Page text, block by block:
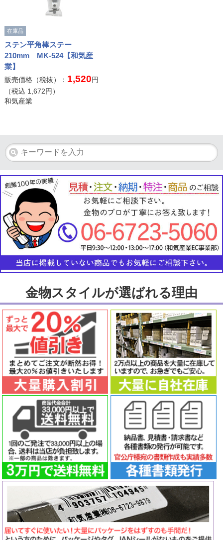
在庫品
ステン平角棒ステー
210mm MK-524【和気産
業】
販売価格（税抜）： 1,520円
（税込 1,672円）
和気産業
金物スタイルが選ばれる理由